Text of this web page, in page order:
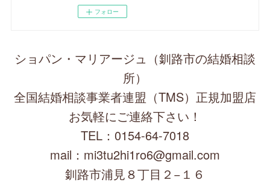
フォロー
ショパン・マリアージュ（釧路市の結婚相談
所）
全国結婚相談事業者連盟（TMS）正規加盟店
お気軽にご連絡下さい！
TEL：0154-64-7018
mail：mi3tu2hi1ro6@gmail.com
釧路市浦見８丁目２−１６